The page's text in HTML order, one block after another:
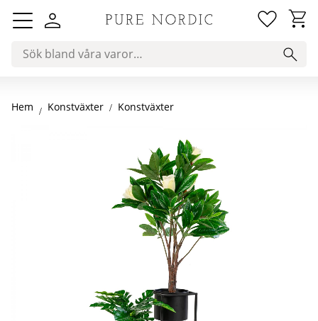
Meny
Hem Konstväxter Konstväxter